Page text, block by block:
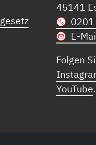
45141
E-
Folgen
YouTube.